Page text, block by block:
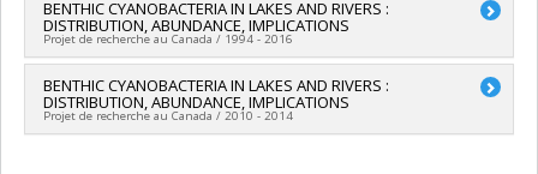
Frenette,Stéphane Campeau,Raphaël Proulx ,
,
Marco A. Rodriguez,Isabelle Laurion,Karem Chokmani
Jeffrey Cardille,Dolorès Planas,Paul Del Giorgio,Béatrix
Beisner, David Bird,Yves Prairie, Alison Derry
Funding sources:FRQNT/Fonds de recherche du Québec -
Nature et technologies (FQRNT)
Grant programs:PVXXXXXX-(RS) Programme de
Roxane Maranger
Funding sources:Ministère du Développement durable,
Environnement et Lutte contre les changements climatiques ,
FRQNT/Fonds de recherche du Québec - Nature et
technologies (FQRNT)
Grant programs:, PVXXXXXX-(PH/IS) Programme d'initiatives
Lead researcher :Antonia Cattaneo
Funding sources:Earthwatch
Grant programs:
BENTHIC CYANOBACTERIA IN LAKES AND RIVERS :
DISTRIBUTION, ABUNDANCE, IMPLICATIONS
Projet de recherche au Canada / 1994 - 2016
Lead researcher :Antonia Cattaneo
Funding sources:CRSNG/Conseil de recherches en sciences
naturelles et génie du Canada (CRSNG)
BENTHIC CYANOBACTERIA IN LAKES AND RIVERS :
DISTRIBUTION, ABUNDANCE, IMPLICATIONS
Projet de recherche au Canada / 2010 - 2014